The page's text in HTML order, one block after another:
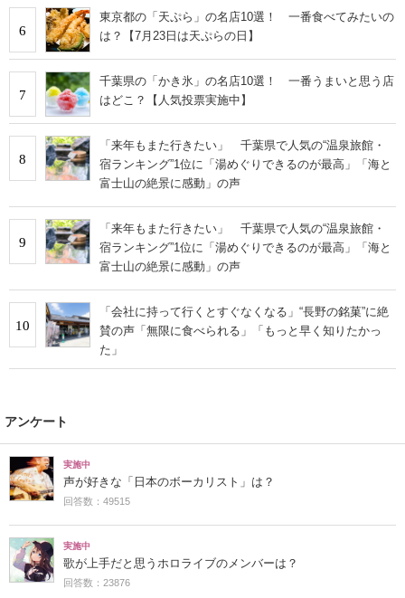
6
東京都の「天ぷら」の名店10選！ 一番食べてみたいの
は？【7月23日は天ぷらの日】
7
千葉県の「かき氷」の名店10選！ 一番うまいと思う店
はどこ？【人気投票実施中】
8
「来年もまた行きたい」 千葉県で人気の“温泉旅館・
宿ランキング”1位に「湯めぐりできるのが最高」「海と
富士山の絶景に感動」の声
9
「来年もまた行きたい」 千葉県で人気の“温泉旅館・
宿ランキング”1位に「湯めぐりできるのが最高」「海と
富士山の絶景に感動」の声
10
「会社に持って行くとすぐなくなる」“長野の銘菓”に絶
賛の声「無限に食べられる」「もっと早く知りたかっ
た」
アンケート
実施中
声が好きな「日本のボーカリスト」は？
回答数：49515
実施中
歌が上手だと思うホロライブのメンバーは？
回答数：23876